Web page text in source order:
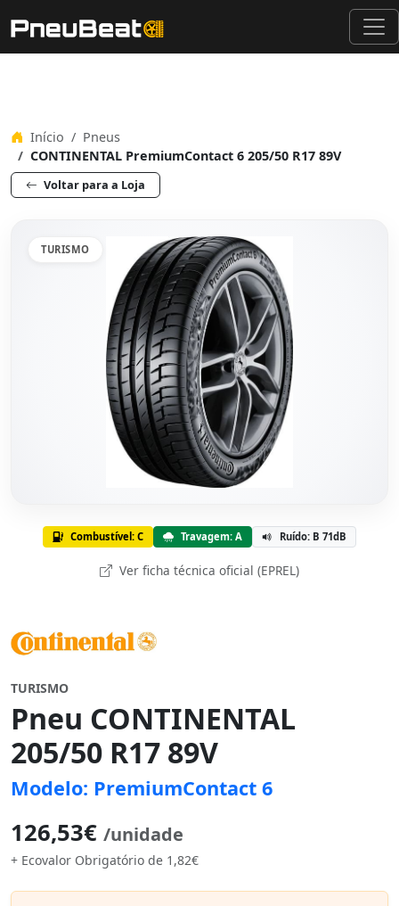
Início
Pneus
CONTINENTAL PremiumContact 6 205/50 R17 89V
Voltar para a Loja
TURISMO
Combustível: C Travagem: A Ruído: B 71dB
Ver ficha técnica oficial (EPREL)
TURISMO
Pneu CONTINENTAL
205/50 R17 89V
Modelo: PremiumContact 6
126,53€ /unidade
+ Ecovalor Obrigatório de 1,82€